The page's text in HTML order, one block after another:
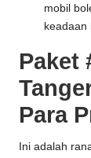
mobil
keadaan
Paket
Para
Ini adalah